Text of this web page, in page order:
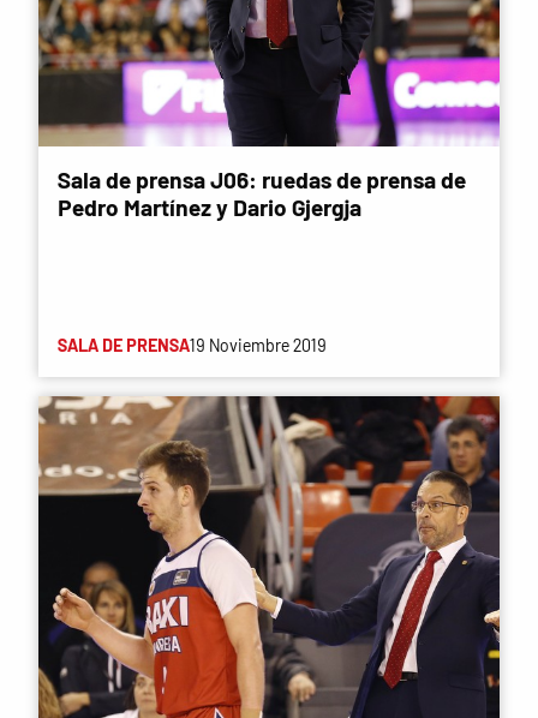
Sala de prensa J06: ruedas de prensa de
Pedro Martínez y Dario Gjergja
SALA DE PRENSA19 Noviembre 2019